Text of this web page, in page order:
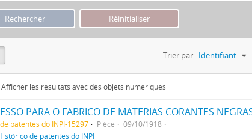
Trier par: Identifiant
Afficher les résultats avec des objets numériques
patentes do INPI-15297 Pièce
09/10/1918
de patentes do INPI